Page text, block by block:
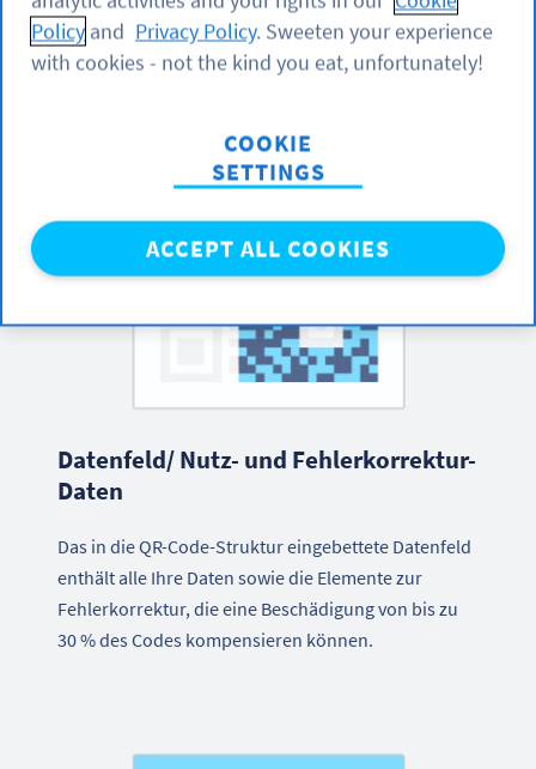
erleichtern das Scannen.
Datenfeld/ Nutz- und Fehlerkorrektur-
Daten
Das in die QR-Code-Struktur eingebettete Datenfeld
enthält alle Ihre Daten sowie die Elemente zur
Fehlerkorrektur, die eine Beschädigung von bis zu
30 % des Codes kompensieren können.
Policy and Privacy Policy. Sweeten your experience
with cookies - not the kind you eat, unfortunately!
COOKIE
SETTINGS
ACCEPT ALL COOKIES